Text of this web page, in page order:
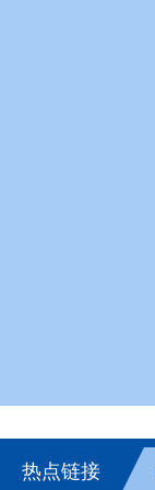
热点链接